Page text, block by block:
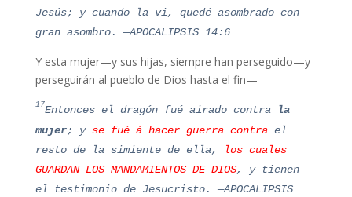
Jesús; y cuando la vi, quedé asombrado con
gran asombro. —APOCALIPSIS 14:6
Y esta mujer—y sus hijas, siempre han perseguido—y
perseguirán al pueblo de Dios hasta el fin—
17Entonces el dragón fué airado contra
la
mujer; y se fué á hacer guerra contrael
resto de la simiente de ella,
los cuales
GUARDAN LOS MANDAMIENTOS DE DIOS, y tienen
el testimonio de Jesucristo. —APOCALIPSIS